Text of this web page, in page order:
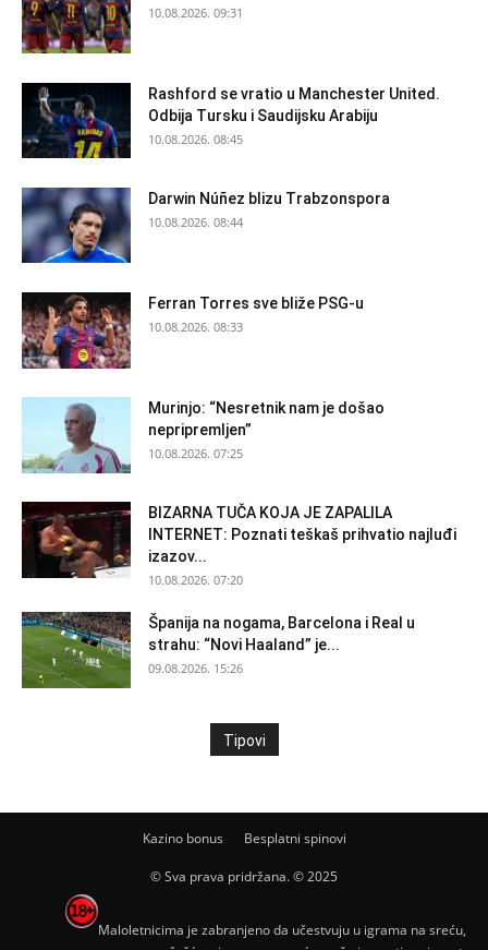
10.08.2026. 09:31
Rashford se vratio u Manchester United.
Odbija Tursku i Saudijsku Arabiju
10.08.2026. 08:45
Darwin Núñez blizu Trabzonspora
10.08.2026. 08:44
Ferran Torres sve bliže PSG-u
10.08.2026. 08:33
Murinjo: “Nesretnik nam je došao
nepripremljen”
10.08.2026. 07:25
BIZARNA TUČA KOJA JE ZAPALILA
INTERNET: Poznati teškaš prihvatio najluđi
izazov...
10.08.2026. 07:20
Španija na nogama, Barcelona i Real u
strahu: “Novi Haaland” je...
09.08.2026. 15:26
Tipovi
Kazino bonus Besplatni spinovi
© Sva prava pridržana. © 2025
Maloletnicima je zabranjeno da učestvuju u igrama na sreću,